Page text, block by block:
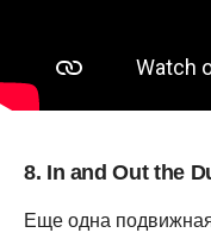
8. In and Out the
Еще одна подвижная